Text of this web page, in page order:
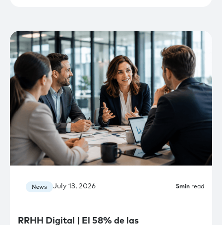
News July 13, 2026 5min read
RRHH Digital | El 58% de las